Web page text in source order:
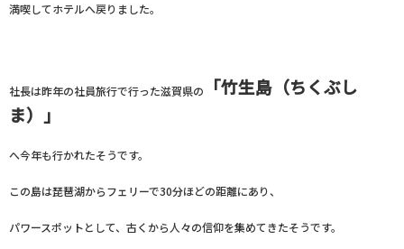
満喫してホテルへ戻りました。
社長は昨年の社員旅行で行った滋賀県の
「竹生島（ちくぶし
ま）」
へ今年も行かれたそうです。
この島は琵琶湖からフェリーで30分ほどの距離にあり、
パワースポットとして、古くから人々の信仰を集めてきたそうです。